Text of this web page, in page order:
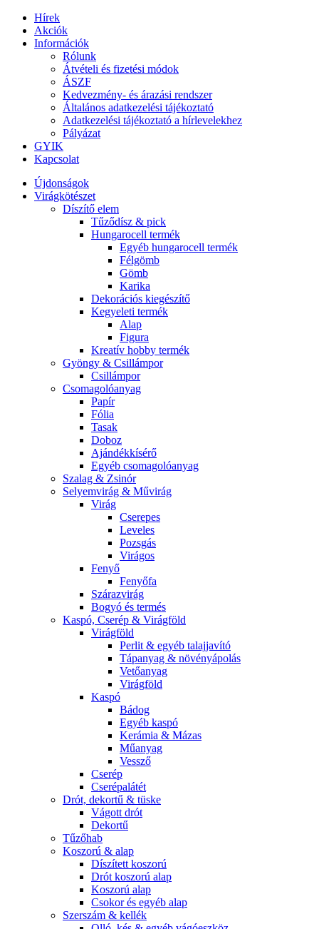
Hírek
Akciók
Információk
Rólunk
Átvételi és fizetési módok
ÁSZF
Kedvezmény- és árazási rendszer
Általános adatkezelési tájékoztató
Adatkezelési tájékoztató a hírlevelekhez
Pályázat
GYIK
Kapcsolat
Újdonságok
Virágkötészet
Díszítő elem
Tűződísz & pick
Hungarocell termék
Egyéb hungarocell termék
Félgömb
Gömb
Karika
Dekorációs kiegészítő
Kegyeleti termék
Alap
Figura
Kreatív hobby termék
Gyöngy & Csillámpor
Csillámpor
Csomagolóanyag
Papír
Fólia
Tasak
Doboz
Ajándékkísérő
Egyéb csomagolóanyag
Szalag & Zsinór
Selyemvirág & Művirág
Virág
Cserepes
Leveles
Pozsgás
Virágos
Fenyő
Fenyőfa
Szárazvirág
Bogyó és termés
Kaspó, Cserép & Virágföld
Virágföld
Perlit & egyéb talajjavító
Tápanyag & növényápolás
Vetőanyag
Virágföld
Kaspó
Bádog
Egyéb kaspó
Kerámia & Mázas
Műanyag
Vessző
Cserép
Cserépalátét
Drót, dekortű & tüske
Vágott drót
Dekortű
Tűzőhab
Koszorú & alap
Díszített koszorú
Drót koszorú alap
Koszorú alap
Csokor és egyéb alap
Szerszám & kellék